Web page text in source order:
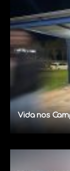
Vida nos